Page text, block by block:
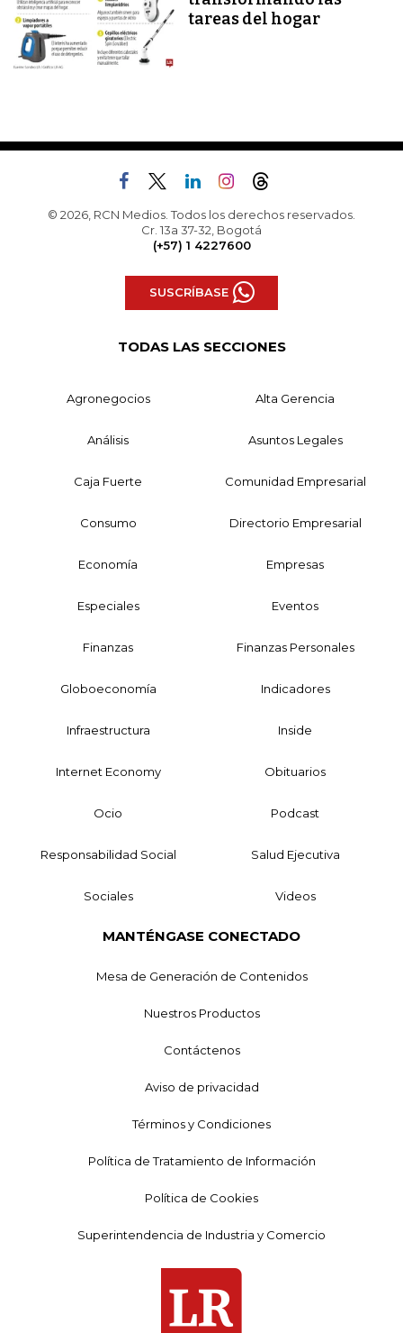
tareas del hogar
© 2026, RCN Medios. Todos los derechos reservados.
Cr. 13a 37-32, Bogotá
(+57) 1 4227600
SUSCRÍBASE
TODAS LAS SECCIONES
Agronegocios Alta Gerencia
Análisis Asuntos Legales
Caja Fuerte Comunidad Empresarial
Consumo Directorio Empresarial
Economía Empresas
Especiales Eventos
Finanzas Finanzas Personales
Globoeconomía Indicadores
Infraestructura Inside
Internet Economy Obituarios
Ocio Podcast
Responsabilidad Social Salud Ejecutiva
Sociales Videos
MANTÉNGASE CONECTADO
Mesa de Generación de Contenidos
Nuestros Productos
Contáctenos
Aviso de privacidad
Términos y Condiciones
Política de Tratamiento de Información
Política de Cookies
Superintendencia de Industria y Comercio